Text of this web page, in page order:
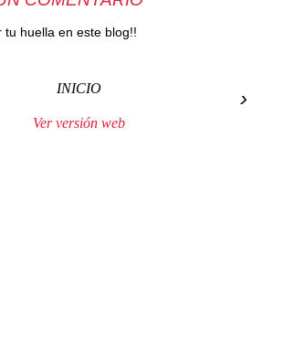
tu huella en este blog!!
›
INICIO
Ver versión web